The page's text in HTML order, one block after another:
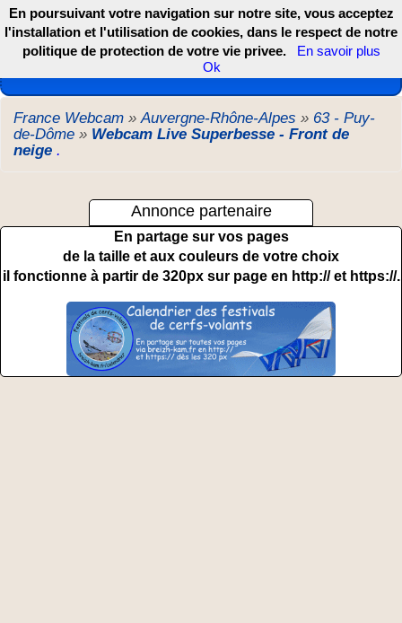
Les webcams de France, DOM TOM et COM
France Webcam »Auvergne-Rhône-Alpes » 63 - Puy-
de-Dôme » Webcam Live Superbesse - Front de
neige .
Annonce partenaire
En partage sur vos pages
de la taille et aux couleurs de votre choix
il fonctionne à partir de 320px sur page en http:// et https://.
En poursuivant votre navigation sur notre site, vous acceptez
l'installation et l'utilisation de cookies, dans le respect de notre
politique de protection de votre vie privee.
En savoir plus
Ok